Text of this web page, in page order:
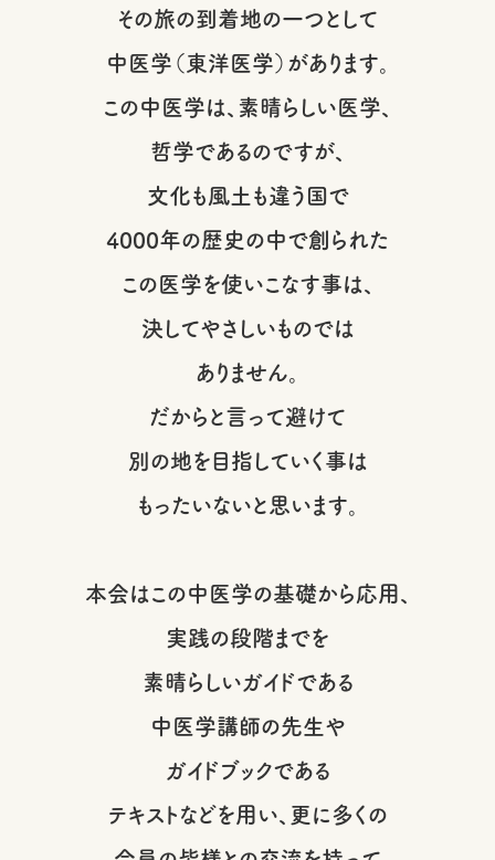
その旅の到着地の一つとして
中医学（東洋医学）があります。
この中医学は、素晴らしい医学、
哲学であるのですが、
文化も風土も違う国で
4000年の歴史の中で創られた
この医学を使いこなす事は、
決してやさしいものでは
ありません。
だからと言って避けて
別の地を目指していく事は
もったいないと思います。
本会はこの中医学の基礎から応用、
実践の段階までを
素晴らしいガイドである
中医学講師の先生や
ガイドブックである
テキストなどを用い、更に多くの